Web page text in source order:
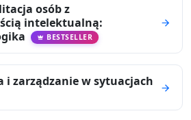
osób z
intelektualną:
BESTSELLER
i zarządzanie w sytuacjach